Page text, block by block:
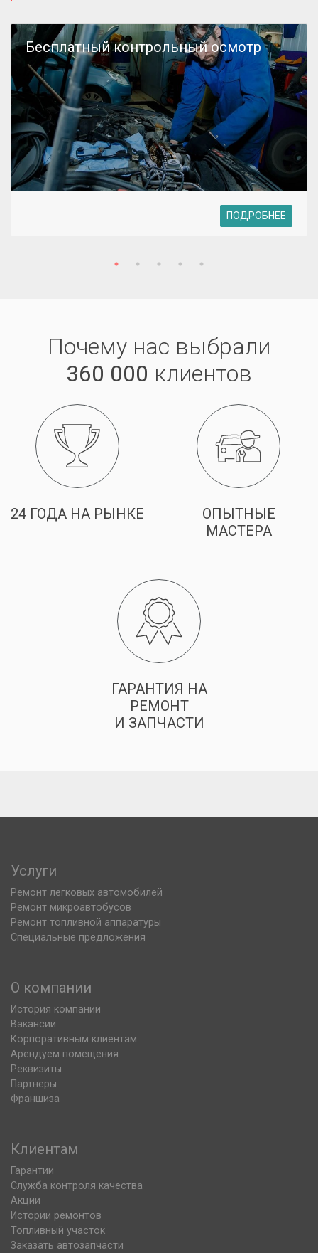
Бесплатный контрольный осмотр
ПОДРОБНЕЕ
Почему нас выбрали
360 000 клиентов
24 ГОДА НА РЫНКЕ
ОПЫТНЫЕ
МАСТЕРА
ГАРАНТИЯ НА
РЕМОНТ
И ЗАПЧАСТИ
Услуги
Ремонт легковых автомобилей
Ремонт микроавтобусов
Ремонт топливной аппаратуры
Специальные предложения
О компании
История компании
Вакансии
Корпоративным клиентам
Арендуем помещения
Реквизиты
Партнеры
Франшиза
Клиентам
Гарантии
Служба контроля качества
Акции
Истории ремонтов
Топливный участок
Заказать автозапчасти